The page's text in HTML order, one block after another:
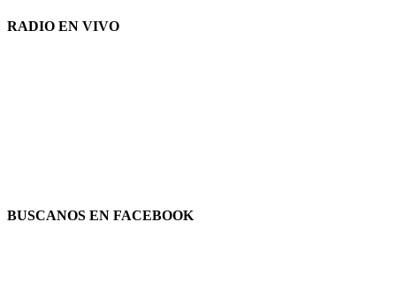
RADIO EN VIVO
BUSCANOS EN FACEBOOK